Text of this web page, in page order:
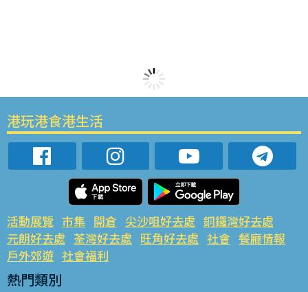
港玩港食港生活
活動展覽 市集 開倉 尖沙咀好去處 銅鑼灣好去處
元朗好去處 荃灣好去處 旺角好去處 社會 餐廳情報
戶外郊遊 社會福利
熱門類別